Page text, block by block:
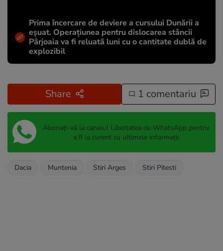
Prima încercare de deviere a cursului Dunării a
eșuat. Operațiunea pentru dislocarea stâncii
Pârjoaia va fi reluată luni cu o cantitate dublă de
explozibil
Share 1 comentariu
Abonați-vă la canalul Libertatea de WhatsApp pentru
a fi la curent cu ultimele informații
Dacia Muntenia Stiri Arges Stiri Pitesti